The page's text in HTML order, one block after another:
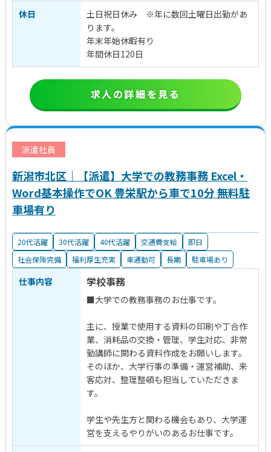
休日
土日祝日休み ※年に数回土曜日出勤があ
ります。
年末年始休暇有り
年間休日120日
求人の詳細を見る
派遣社員
新潟市北区｜【派遣】大学での教務事務 Excel・
Word基本操作でOK 豊栄駅から車で10分 無料駐
車場有り
20代活躍 30代活躍 40代活躍 交通費支給
即日
社会保険完備
福利厚生充実 車通勤可 長期 駐車場あり
仕事内容 学校事務
■大学での教務事務のお仕事です。
主に、授業で使用する資料の印刷や丁合作
業、消耗品の交換・管理、学生対応、非常
勤講師に関わる資料作成をお願いします。
そのほか、大学行事の準備・運営補助、来
客応対、整理整頓も担当していただきま
す。
学生や先生方と関わる機会もあり、大学運
営を支えるやりがいのあるお仕事です。